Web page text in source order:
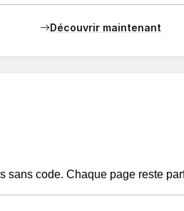
Découvrir maintenant
code. Chaque page reste